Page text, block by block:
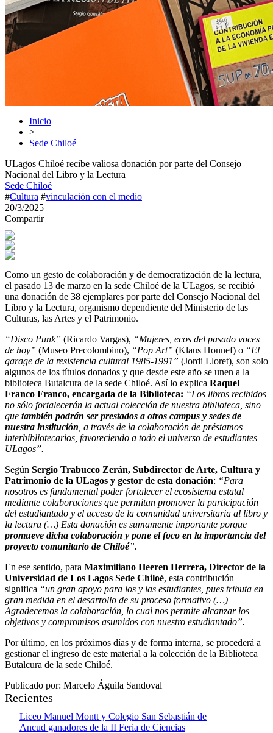
Inicio
>
Sede Chiloé
ULagos Chiloé recibe valiosa donación por parte del Consejo
Nacional del Libro y la Lectura
Sede Chiloé
#Cultura #vinculación con el medio
20/3/2025
Compartir
Como un gesto de colaboración y de democratización de la lectura,
el pasado 13 de marzo en la sede Chiloé de la ULagos, se recibió
una donación de 38 ejemplares por parte del Consejo Nacional del
Libro y la Lectura, organismo dependiente del Ministerio de las
Culturas, las Artes y el Patrimonio.
“Disco Punk” (Ricardo Vargas), “Mujeres, ecos del pasado voces
de hoy” (Museo Precolombino), “Pop Art” (Klaus Honnef) o “El
garage de la resistencia cultural 1985-1991” (Jordi Lloret), son solo
algunos de los títulos donados y que desde este año se unen a la
biblioteca Butalcura de la sede Chiloé. Así lo explica Raquel
Franco Franco, encargada de la Biblioteca: “Los libros recibidos
no sólo fortalecerán la actual colección de nuestra biblioteca, sino
que también podrán ser prestados a otros campus y sedes de
nuestra institución , a través de la colaboración de préstamos
interbibliotecarios, favoreciendo a todo el universo de estudiantes
ULagos”.
Según Sergio Trabucco Zerán, Subdirector de Arte, Cultura y
Patrimonio de la ULagos y gestor de esta donación: “Para
nosotros es fundamental poder fortalecer el ecosistema estatal
mediante colaboraciones que permitan promover la participación
del estudiantado y el acceso de la comunidad universitaria al libro y
la lectura (…) Esta donación es sumamente importante porque
promueve dicha colaboración y pone el foco en la importancia del
proyecto comunitario de Chiloé”.
En ese sentido, para Maximiliano Heeren Herrera, Director de la
Universidad de Los Lagos Sede Chiloé, esta contribución
significa “un gran apoyo para los y las estudiantes, pues tributa en
gran medida en el desarrollo de su proceso formativo (…)
Agradecemos la colaboración, lo cual nos permite alcanzar los
objetivos y compromisos asumidos con nuestro estudiantado”.
Por último, en los próximos días y de forma interna, se procederá a
gestionar el ingreso de este material a la colección de la Biblioteca
Butalcura de la sede Chiloé.
Publicado por: Marcelo Águila Sandoval
Recientes
Liceo Manuel Montt y Colegio San Sebastián de
Ancud ganadores de la II Feria de Ciencias